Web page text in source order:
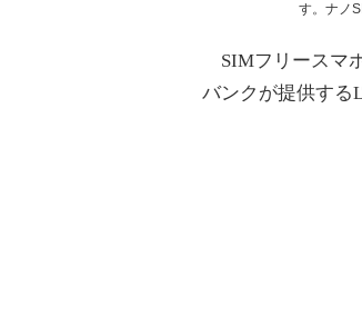
す。ナノ
SIMフリースマ
バンクが提供する